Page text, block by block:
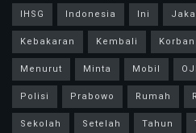
IHSG
Indonesia Ini
Kebakaran
Kembali Korban
Menurut
Minta Mobil
Polisi
Prabowo Rumah
Sekolah
Setelah Tahun